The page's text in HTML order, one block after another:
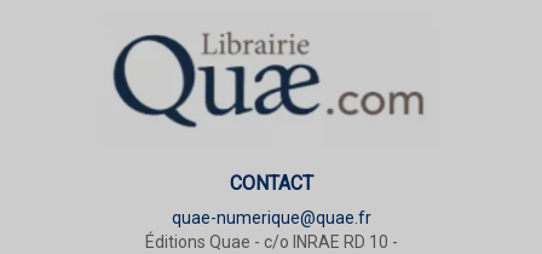
CONTACT
quae-numerique@quae.fr
Éditions Quae - c/o INRAE RD 10 -